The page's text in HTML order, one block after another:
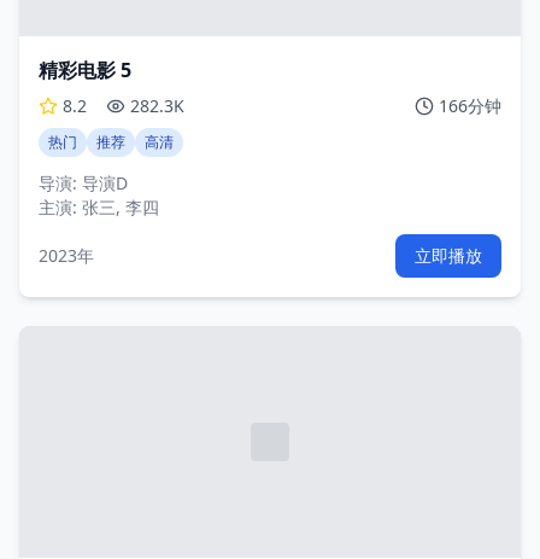
精彩电影 5
8.2 282.3K 166分钟
热门 推荐 高清
导演: 导演D
主演: 张三, 李四
2023年 立即播放